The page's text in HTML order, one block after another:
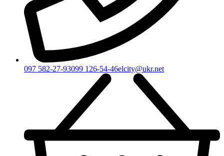
097 582-27-93099 126-54-46elcity@ukr.net